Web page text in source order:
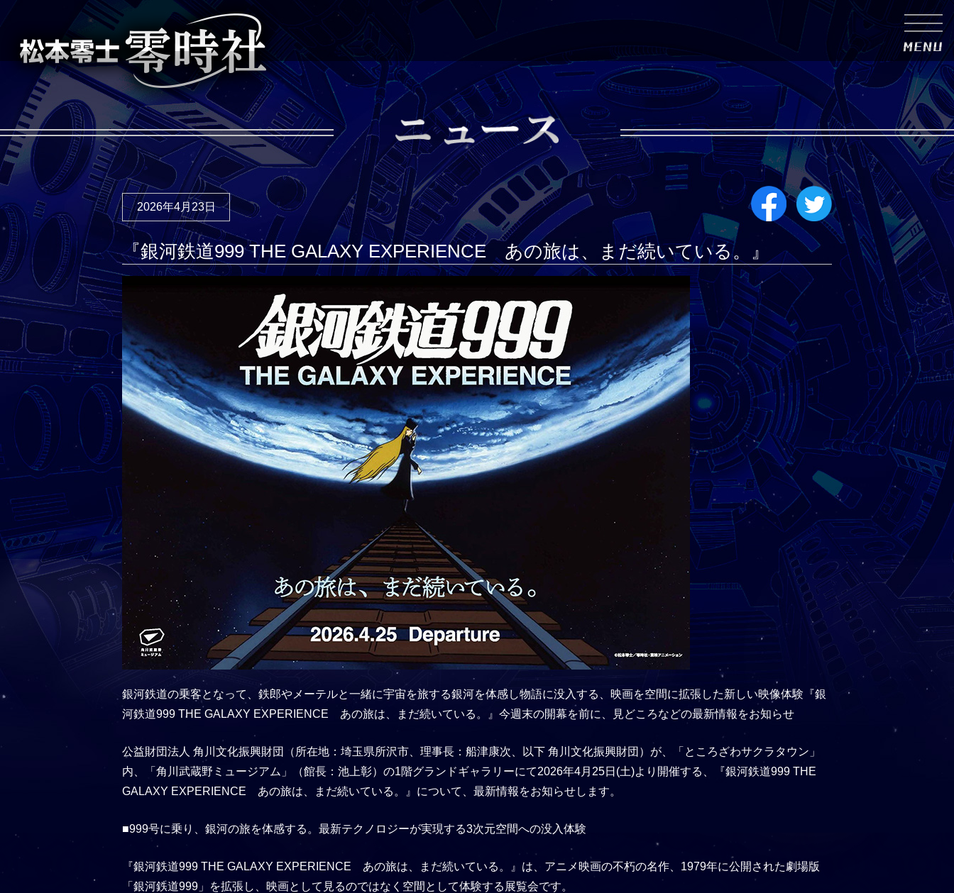
2026年4月23日
『銀河鉄道999 THE GALAXY EXPERIENCE あの旅は、まだ続いている。』
銀河鉄道の乗客となって、鉄郎やメーテルと一緒に宇宙を旅する銀河を体感し物語に没入する、映画を空間に拡張した新しい映像体験『銀
河鉄道999 THE GALAXY EXPERIENCE あの旅は、まだ続いている。』今週末の開幕を前に、見どころなどの最新情報をお知らせ
公益財団法人 角川文化振興財団（所在地：埼玉県所沢市、理事長：船津康次、以下 角川文化振興財団）が、「ところざわサクラタウン」
内、「角川武蔵野ミュージアム」（館長：池上彰）の1階グランドギャラリーにて2026年4月25日(土)より開催する、『銀河鉄道999 THE
GALAXY EXPERIENCE あの旅は、まだ続いている。』について、最新情報をお知らせします。
■999号に乗り、銀河の旅を体感する。最新テクノロジーが実現する3次元空間への没入体験
『銀河鉄道999 THE GALAXY EXPERIENCE あの旅は、まだ続いている。』は、アニメ映画の不朽の名作、1979年に公開された劇場版
「銀河鉄道999」を拡張し、映画として見るのではなく空間として体験する展覧会です。